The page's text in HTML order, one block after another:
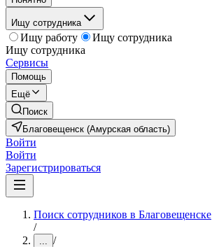
Ищу сотрудника
Ищу работу
Ищу сотрудника
Ищу сотрудника
Сервисы
Помощь
Ещё
Поиск
Благовещенск (Амурская область)
Войти
Войти
Зарегистрироваться
Поиск сотрудников в Благовещенске
/
... /